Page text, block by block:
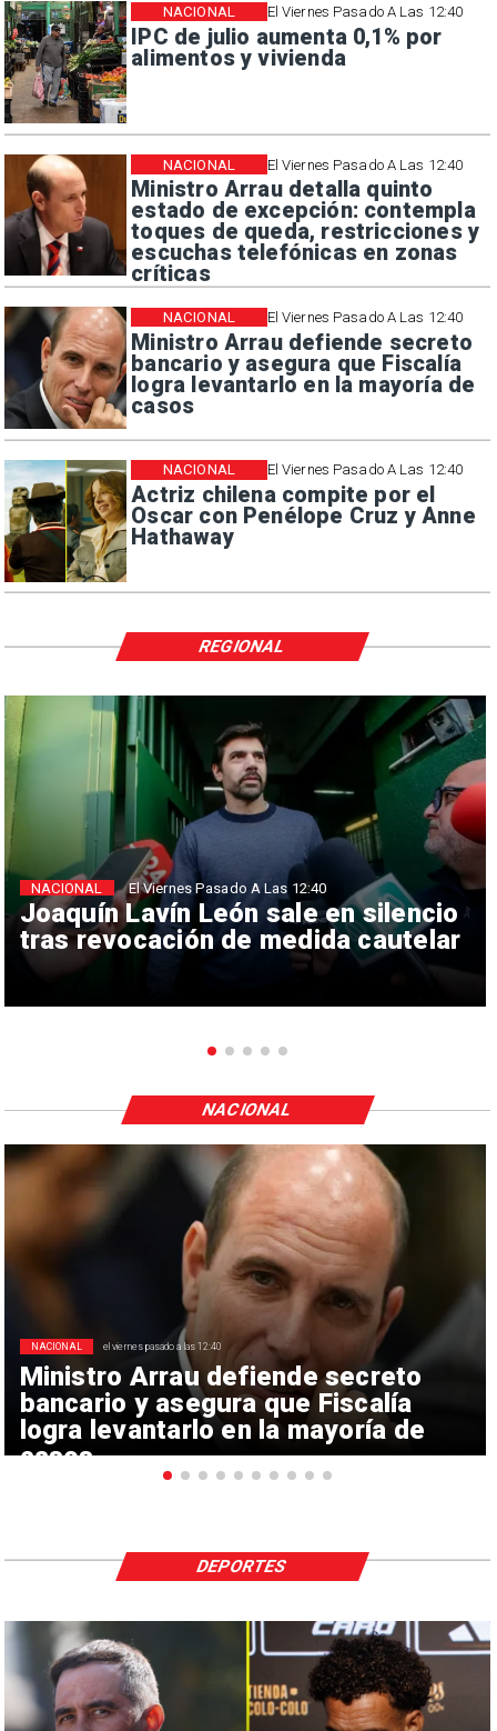
El Viernes Pasado A Las 12:40
IPC de julio aumenta 0,1% por
alimentos y vivienda
NACIONAL
El Viernes Pasado A Las 12:40
Ministro Arrau detalla quinto
estado de excepción: contempla
toques de queda, restricciones y
escuchas telefónicas en zonas
críticas
NACIONAL
El Viernes Pasado A Las 12:40
Ministro Arrau defiende secreto
bancario y asegura que Fiscalía
logra levantarlo en la mayoría de
casos
NACIONAL
El Viernes Pasado A Las 12:40
Actriz chilena compite por el
Oscar con Penélope Cruz y Anne
Hathaway
NACIONAL
Joaquín Lavín León sale en silencio
tras revocación de medida cautelar
NACIONAL El Viernes Pasado A Las 12:40
REGIONAL
Ministro Arrau defiende secreto
bancario y asegura que Fiscalía
logra levantarlo en la mayoría de
casos
NACIONAL el viernes pasado a las 12:40
NACIONAL
DEPORTES